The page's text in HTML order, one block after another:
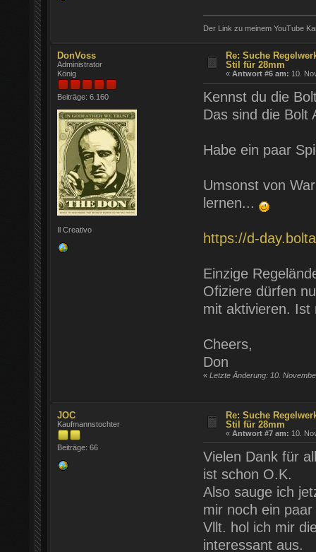
Der Link zu meinem YouTube
DonVoss
Administrator
König
Beiträge: 6.160
Il Creativo
Re: Suche
Stil für 28mm
«Antwort #6 am: 10.
Kennst du die
Das sind die Bolt
Habe ein paar
Umsonst von
lernen...
https://d-
Einzige
Ofiziere dürfen
mit aktivieren.
Cheers,
Don
« Letzte Änderung: 10.
JOC
Kaufmannstochter
Beiträge: 66
Re: Suche
Stil für 28mm
«Antwort #7 am: 10.
Vielen Dank für
ist schon O.K.
Also sauge ich
mir noch ein
Vllt. hol ich mir
interessant aus.